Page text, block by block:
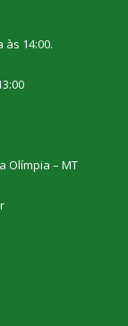
14:00.
Olímpia – MT